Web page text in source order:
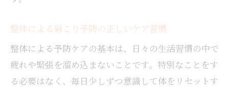
整体による肩こり予防の正しいケア習慣
整体による予防ケアの基本は、日々の生活習慣の中で
疲れや緊張を溜め込まないことです。特別なことをす
る必要はなく、毎日少しずつ意識して体をリセットす